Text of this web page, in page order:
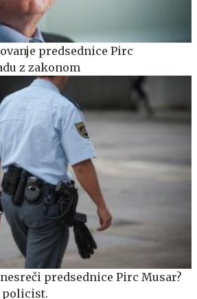
predsednice Pirc
z zakonom
predsednice Pirc Musar?
policist.